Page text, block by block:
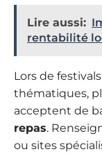
Lire aussi:
rentabilité
Lors de
thématiques,
acceptent de
repas.
ou sites